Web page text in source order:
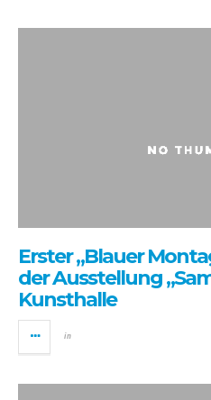
Erster „Blauer
der Ausstellung
Kunsthalle
in